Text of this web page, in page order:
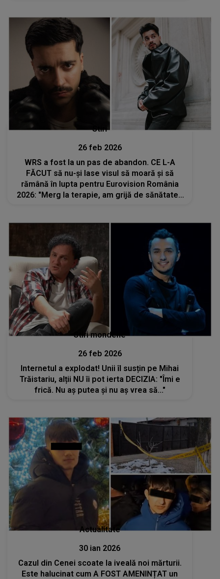
Stiri
26 feb 2026
WRS a fost la un pas de abandon. CE L-A
FĂCUT să nu-și lase visul să moară și să
rămână în lupta pentru Eurovision România
2026: "Merg la terapie, am grijă de sănătatea
Stiri mondene
26 feb 2026
Internetul a explodat! Unii îl susțin pe Mihai
Trăistariu, alții NU îi pot ierta DECIZIA: "Îmi e
frică. Nu aș putea și nu aș vrea să..."
Actualitate
30 ian 2026
Cazul din Cenei scoate la iveală noi mărturii.
Este halucinat cum A FOST AMENINȚAT un